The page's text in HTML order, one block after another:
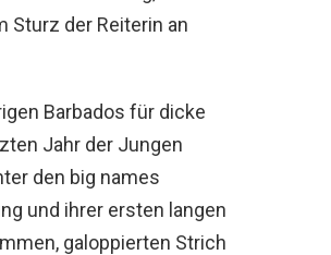
Sturz der Reiterin an
Barbados für dicke
Jahr der Jungen
den big names
und ihrer ersten langen
galoppierten Strich